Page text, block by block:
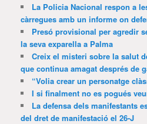
La Policia Nacional respon a
càrregues amb un informe on
Presó provisional per agredir
la seva exparella a Palma
Creix el misteri sobre la salut
que continua amagat després de
“Volia crear un personatge
I si finalment no es pogués
La defensa dels manifestants
del dret de manifestació el 26-J